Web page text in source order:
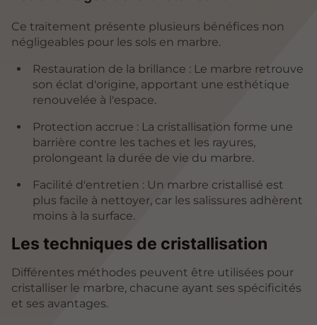
Ce traitement présente plusieurs bénéfices non
négligeables pour les sols en marbre.
Restauration de la brillance : Le marbre retrouve
son éclat d'origine, apportant une esthétique
renouvelée à l'espace.
Protection accrue : La cristallisation forme une
barrière contre les taches et les rayures,
prolongeant la durée de vie du marbre.
Facilité d'entretien : Un marbre cristallisé est
plus facile à nettoyer, car les salissures adhèrent
moins à la surface.
Les techniques de cristallisation
Différentes méthodes peuvent être utilisées pour
cristalliser le marbre, chacune ayant ses spécificités
et ses avantages.